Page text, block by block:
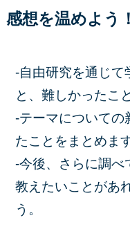
感想を温めよう！
-自由研究を通じて
と、難しかったこ
-テーマについての
たことをまとめます
-今後、さらに調べ
教えたいことがあ
う。